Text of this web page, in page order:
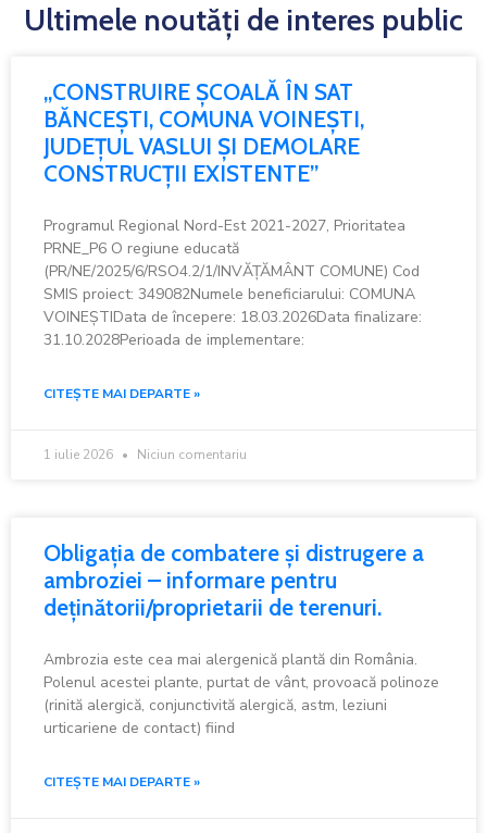
Ultimele noutăți de interes public
„CONSTRUIRE ȘCOALĂ ÎN SAT
BĂNCEȘTI, COMUNA VOINEȘTI,
JUDEȚUL VASLUI ȘI DEMOLARE
CONSTRUCȚII EXISTENTE”
Programul Regional Nord-Est 2021-2027, Prioritatea
PRNE_P6 O regiune educată
(PR/NE/2025/6/RSO4.2/1/INVĂȚĂMÂNT COMUNE) Cod
SMIS proiect: 349082Numele beneficiarului: COMUNA
VOINEȘTIData de începere: 18.03.2026Data finalizare:
31.10.2028Perioada de implementare:
CITEȘTE MAI DEPARTE »
1 iulie 2026 Niciun comentariu
Obligația de combatere și distrugere a
ambroziei – informare pentru
deținătorii/proprietarii de terenuri.
Ambrozia este cea mai alergenică plantă din România.
Polenul acestei plante, purtat de vânt, provoacă polinoze
(rinită alergică, conjunctivită alergică, astm, leziuni
urticariene de contact) fiind
CITEȘTE MAI DEPARTE »